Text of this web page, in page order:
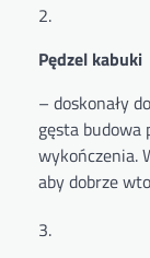
Pędzel kabuki
– doskonały
gęsta budowa
wykończenia.
aby dobrze